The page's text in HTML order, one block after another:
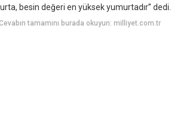
besin değeri en yüksek yumurtadır” dedi.
tamamını burada okuyun: milliyet.com.tr